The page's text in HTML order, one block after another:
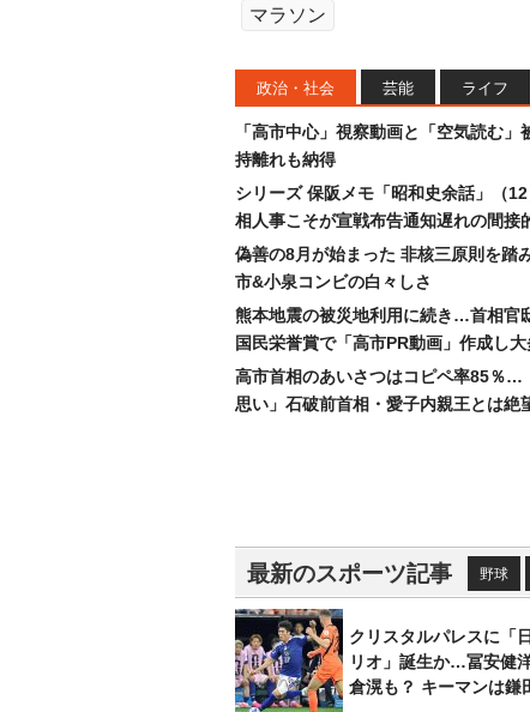
マラソン
政治・社会 芸能 ライフ
「高市中心」視察動画と「空気読む
持離れも納得
シリーズ 保阪メモ「昭和史余話」（
相人事こそが宣戦布告通知遅れの間接
偽善の8月が始まった 非核三原則を踏
市&小泉コンビの白々しさ
熊本地震の被災地利用に続き…首相官
国民栄誉賞で「高市PR動画」作成し大
高市首相のあいさつはコピペ率85％…
思い」石破前首相・愛子内親王とは絶
最新のスポーツ記事 野球
クリスタルパレスに「
リオ」誕生か…冨安健
倉滉も？ キーマンは鎌